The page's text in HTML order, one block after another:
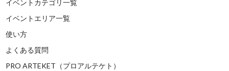
イベントカテゴリ一覧
イベントエリア一覧
使い方
よくある質問
PRO ARTEKET（プロアルテケト）